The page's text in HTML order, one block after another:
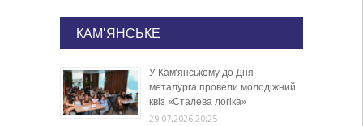
КАМ'ЯНСЬКЕ
У Кам’янському до Дня
металурга провели молодіжний
квіз «Сталева логіка»
29.07.2026 20:25